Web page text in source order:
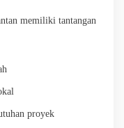
memiliki tantangan
proyek